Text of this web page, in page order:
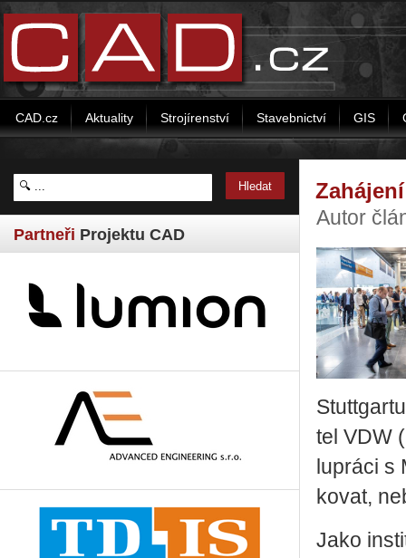
CAD.cz Aktuality Strojírenství Stavebnictví GIS
Partneři Projektu CAD
Autor
tel VDW
lu­prá­ci s
ko­vat,
Jako